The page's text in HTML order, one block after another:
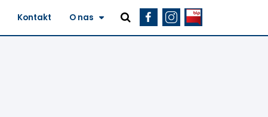
Kontakt O nas